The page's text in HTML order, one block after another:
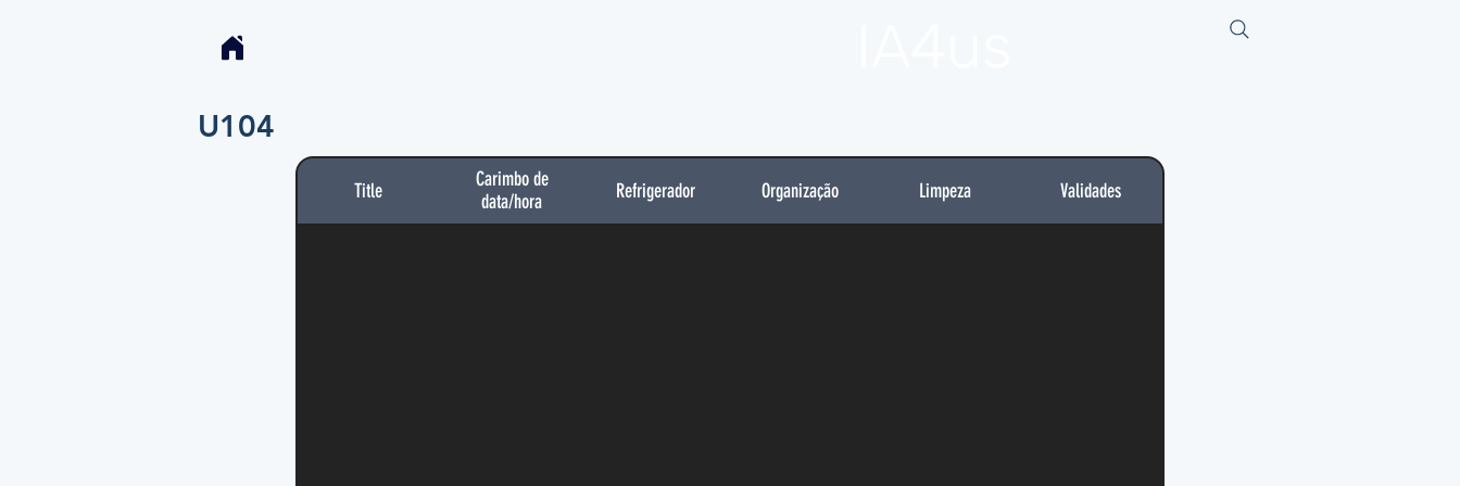
U104
Title
Carimbo de
data/hora
Refrigerador Organização Limpeza Validades